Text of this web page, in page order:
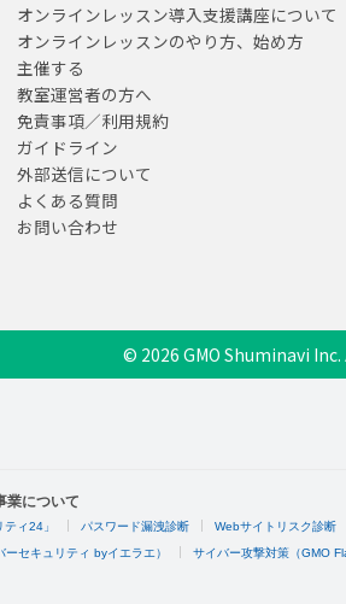
オンラインレッスン導入支援講座について
オンラインレッスンのやり方、始め方
主催する
教室運営者の方へ
免責事項／利用規約
ガイドライン
外部送信について
よくある質問
お問い合わせ
© 2026 GMO Shuminavi